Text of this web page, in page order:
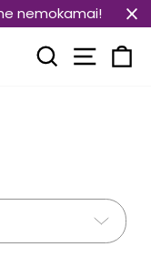
nemokamai!
Translation